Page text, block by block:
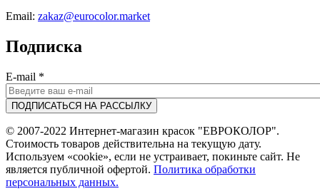
Email: zakaz@eurocolor.market
Подписка
E-mail *
© 2007-2022 Интернет-магазин красок "ЕВРОКОЛОР".
Стоимость товаров действительна на текущую дату.
Используем «cookie», если не устраивает, покиньте сайт. Не
является публичной офертой. Политика обработки
персональных данных.